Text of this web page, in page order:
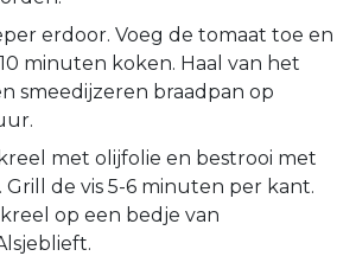
erdoor. Voeg de tomaat toe en
minuten koken. Haal van het
smeedijzeren braadpan op
met olijfolie en bestrooi met
de vis 5-6 minuten per kant.
op een bedje van